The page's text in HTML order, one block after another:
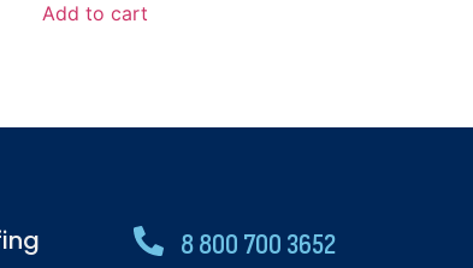
Add to cart
8 800 700 3652